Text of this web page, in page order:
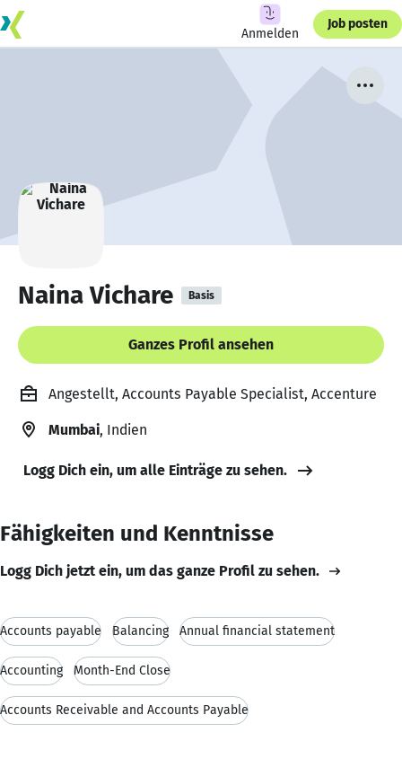
Anmelden
Job posten
Naina Vichare Basis
Ganzes Profil ansehen
Angestellt, Accounts Payable Specialist, Accenture
Mumbai, Indien
Logg Dich ein, um alle Einträge zu sehen.
Fähigkeiten und Kenntnisse
Logg Dich jetzt ein, um das ganze Profil zu sehen.
Accounts payable Balancing Annual financial statement
Accounting Month-End Close
Accounts Receivable and Accounts Payable